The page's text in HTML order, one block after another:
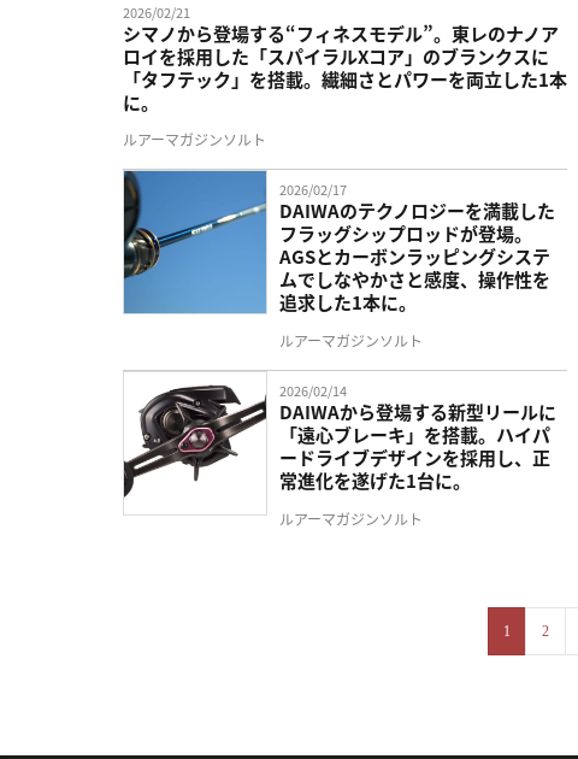
2026/02/21
シマノから登場する“フィネスモデル”。東レのナノア
ロイを採用した「スパイラルXコア」のブランクスに
「タフテック」を搭載。繊細さとパワーを両立した1本
に。
ルアーマガジンソルト
2026/02/17
DAIWAのテクノロジーを満載した
フラッグシップロッドが登場。
AGSとカーボンラッピングシステ
ムでしなやかさと感度、操作性を
追求した1本に。
ルアーマガジンソルト
2026/02/14
DAIWAから登場する新型リールに
「遠心ブレーキ」を搭載。ハイパ
ードライブデザインを採用し、正
常進化を遂げた1台に。
ルアーマガジンソルト
1 2